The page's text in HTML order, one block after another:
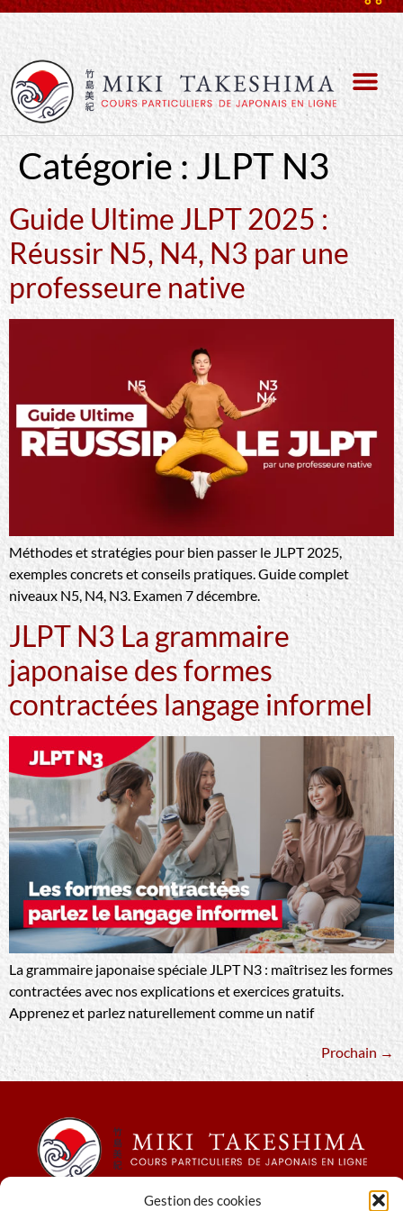
Gestion des cookies
Catégorie :JLPT N3
Guide Ultime JLPT 2025 :
Réussir N5, N4, N3 par une
professeure native
Méthodes et stratégies pour bien passer le JLPT 2025,
exemples concrets et conseils pratiques. Guide complet
niveaux N5, N4, N3. Examen 7 décembre.
JLPT N3 La grammaire
japonaise des formes
contractées langage informel
La grammaire japonaise spéciale JLPT N3 : maîtrisez les formes
contractées avec nos explications et exercices gratuits.
Apprenez et parlez naturellement comme un natif
Prochain →